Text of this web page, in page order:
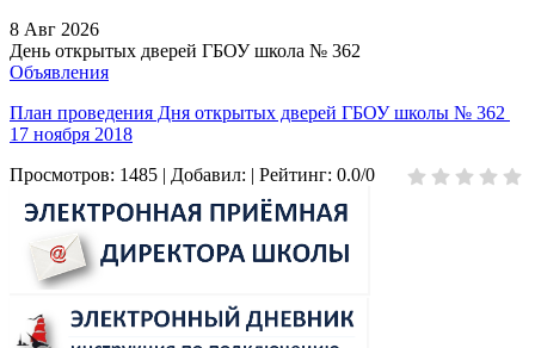
8 Авг 2026
День открытых дверей ГБОУ школа № 362
Объявления
План проведения Дня открытых дверей ГБОУ школы № 362
17 ноября 2018
Просмотров: 1485 | Добавил: | Рейтинг: 0.0/0